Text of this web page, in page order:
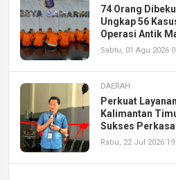
74 Orang
Ungkap 56
Operasi Antik
Sabtu, 01 Agu 2026
DAERAH
Perkuat
Kalimantan
Sukses
Rabu, 22 Jul 2026